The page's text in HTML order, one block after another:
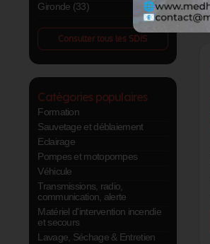
Gironde (33)
Consulter tous les SDIS
Catégories populaires
Formation
Sauvetage et déblaiement
Eclairage
Pompes et motopompes
Véhicule
Transmissions, radio,
communication, alerte
Matériel d'intervention incendie
et secours
Lavage, Séchage & Entretien